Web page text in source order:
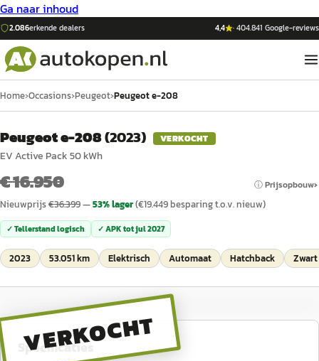
Ga naar inhoud
2.086erkende dealers 4,4 ·404.841 Google-reviews
Home›Occasions›Peugeot›Peugeot e-208
Peugeot e-208(2023) VERKOCHT
EV Active Pack 50 kWh
€ 16.950 ⓘ Prijsopbouw
Nieuwprijs€36.399—53% lager(€19.449besparing t.o.v. nieuw)
✓ Tellerstand logisch ✓ APK totjul 2027
2023 53.051 km Elektrisch Automaat Hatchback Zwart
VERKOCHT
Specificaties